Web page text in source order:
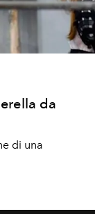
da
di una